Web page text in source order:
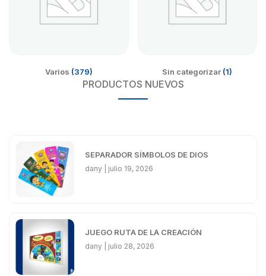
Varios (379) Sin categorizar (1)
PRODUCTOS NUEVOS
SEPARADOR SÍMBOLOS DE DIOS
dany julio 19, 2026
JUEGO RUTA DE LA CREACIÓN
dany julio 28, 2026